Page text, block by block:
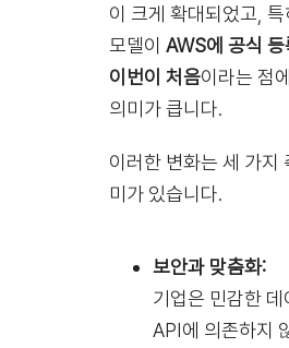
이 크게 확대되었고,
모델이 AWS에 공식
이번이 처음이라는 점
의미가 큽니다.
이러한 변화는 세 가지
미가 있습니다.
보안과 맞춤화:
기업은 민감한
API에 의존하지